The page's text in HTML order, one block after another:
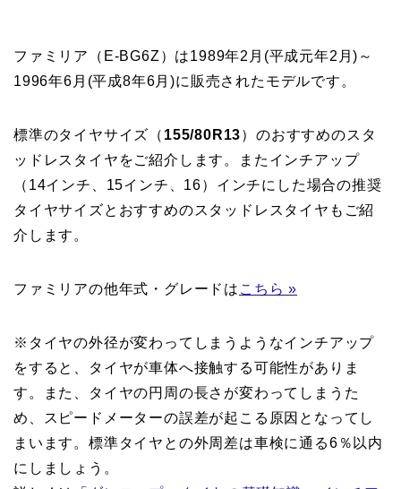
ファミリア（E-BG6Z）は1989年2月(平成元年2月)～
1996年6月(平成8年6月)に販売されたモデルです。
標準のタイヤサイズ（ 155/80R13）のおすすめのスタ
ッドレスタイヤをご紹介します。またインチアップ
（14インチ、15インチ、16）インチにした場合の推奨
タイヤサイズとおすすめのスタッドレスタイヤもご紹
介します。
ファミリアの他年式・グレードは こちら »
※タイヤの外径が変わってしまうようなインチアップ
をすると、タイヤが車体へ接触する可能性がありま
す。また、タイヤの円周の長さが変わってしまうた
め、スピードメーターの誤差が起こる原因となってし
まいます。標準タイヤとの外周差は車検に通る6％以内
にしましょう。